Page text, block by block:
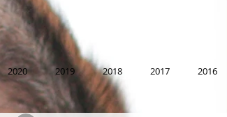
2020 2019 2018 2017 2016